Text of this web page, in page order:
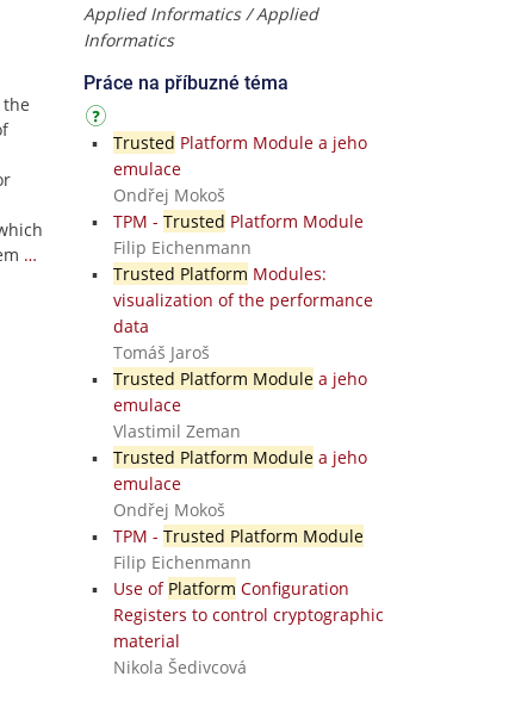
…
Applied Informatics / Applied
Informatics
Práce na příbuzné téma
Trusted Platform Module a jeho
emulace
Ondřej Mokoš
TPM - Trusted Platform Module
Filip Eichenmann
Trusted Platform Modules:
visualization of the performance
data
Tomáš Jaroš
Trusted Platform Modulea jeho
emulace
Vlastimil Zeman
Trusted Platform Modulea jeho
emulace
Ondřej Mokoš
TPM - Trusted Platform Module
Filip Eichenmann
Use of Platform Configuration
Registers to control cryptographic
material
Nikola Šedivcová